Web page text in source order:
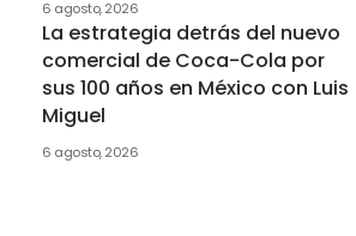
6 agosto, 2026
La estrategia detrás del nuevo
comercial de Coca-Cola por
sus 100 años en México con Luis
Miguel
6 agosto, 2026